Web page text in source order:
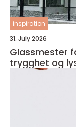
inspiration
31. July 2026
Glassmester fagpersonen som gir hjemmet
trygghet og